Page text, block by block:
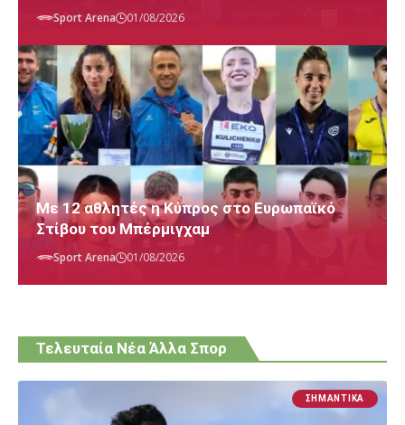
Sport Arena 01/08/2026
Με 12 αθλητές η Κύπρος στο Ευρωπαϊκό
Στίβου του Μπέρμιγχαμ
Sport Arena 01/08/2026
Τελευταία Νέα Άλλα Σπορ
ΣΗΜΑΝΤΙΚΆ